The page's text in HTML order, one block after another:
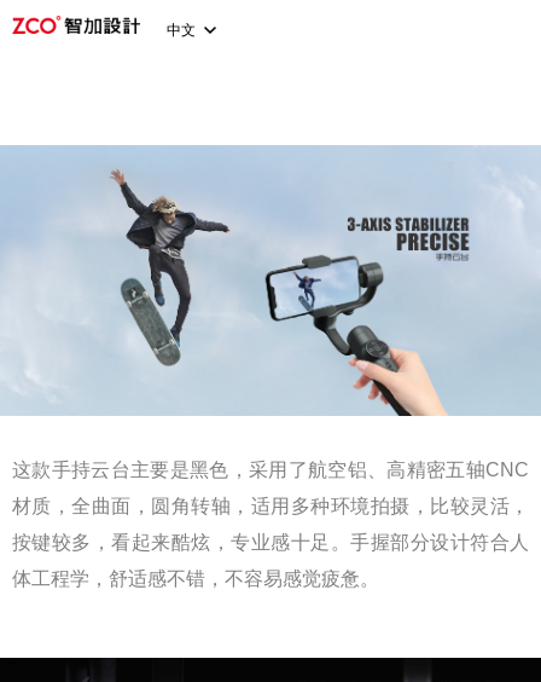
中文
这款手持云台主要是黑色，采用了航空铝、高精密五轴CNC
材质，全曲面，圆角转轴，适用多种环境拍摄，比较灵活，
按键较多，看起来酷炫，专业感十足。手握部分设计符合人
体工程学，舒适感不错，不容易感觉疲惫。